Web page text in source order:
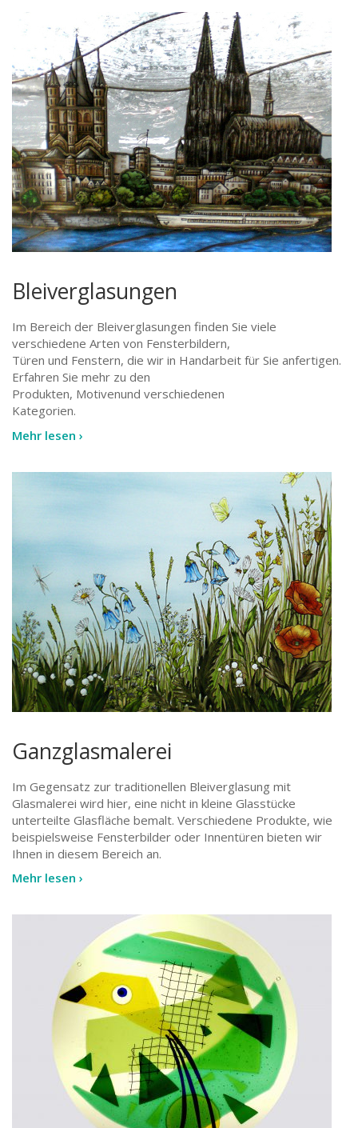
Bleiverglasungen
Im Bereich der Bleiverglasungen finden Sie viele
verschiedene Arten von Fensterbildern,
Türen und Fenstern, die wir in Handarbeit für Sie anfertigen.
Erfahren Sie mehr zu den
Produkten, Motivenund verschiedenen
Kategorien.
Mehr lesen ›
Ganzglasmalerei
Im Gegensatz zur traditionellen Bleiverglasung mit
Glasmalerei wird hier, eine nicht in kleine Glasstücke
unterteilte Glasfläche bemalt. Verschiedene Produkte, wie
beispielsweise Fensterbilder oder Innentüren bieten wir
Ihnen in diesem Bereich an.
Mehr lesen ›